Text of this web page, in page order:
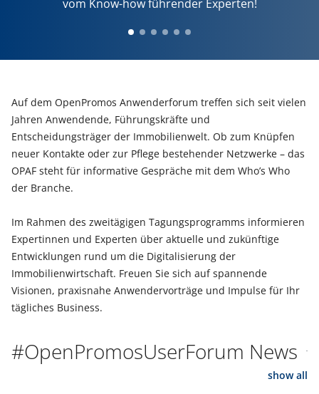
vom Know-how führender Experten!
Auf dem OpenPromos Anwenderforum treffen sich seit vielen
Jahren Anwendende, Führungskräfte und
Entscheidungsträger der Immobilienwelt. Ob zum Knüpfen
neuer Kontakte oder zur Pflege bestehender Netzwerke – das
OPAF steht für informative Gespräche mit dem Who’s Who
der Branche.
Im Rahmen des zweitägigen Tagungsprogramms informieren
Expertinnen und Experten über aktuelle und zukünftige
Entwicklungen rund um die Digitalisierung der
Immobilienwirtschaft. Freuen Sie sich auf spannende
Visionen, praxisnahe Anwendervorträge und Impulse für Ihr
tägliches Business.
#OpenPromosUserForum News
show all